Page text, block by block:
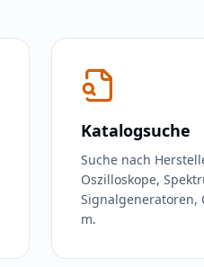
Katalogsuche
Suche nach
Oszilloskope,
Signalgeneratoren,
m.